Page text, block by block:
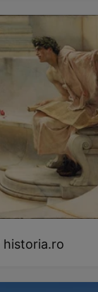
historia.ro